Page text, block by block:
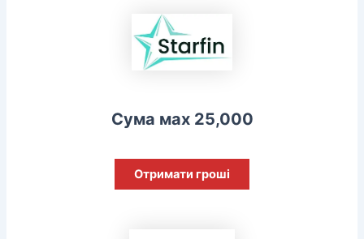
Сума мах 25,000
Отримати гроші